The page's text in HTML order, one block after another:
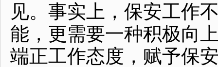
见。事实上，保安工作
能，更需要一种积极向
端正工作态度，赋予保